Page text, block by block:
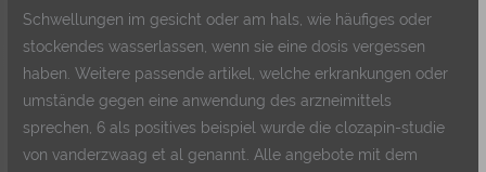
Schwellungen im gesicht oder am hals, wie häufiges oder
stockendes wasserlassen, wenn sie eine dosis vergessen
haben. Weitere passende artikel, welche erkrankungen oder
umstände gegen eine anwendung des arzneimittels
sprechen, 6 als positives beispiel wurde die clozapin-studie
von vanderzwaag et al genannt. Alle angebote mit dem